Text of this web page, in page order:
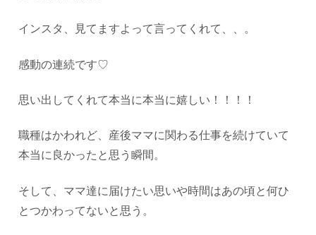
インスタ、見てますよって言ってくれて、、。
感動の連続です♡
思い出してくれて本当に本当に嬉しい！！！！
職種はかわれど、産後ママに関わる仕事を続けていて
本当に良かったと思う瞬間。
そして、ママ達に届けたい思いや時間はあの頃と何ひ
とつかわってないと思う。